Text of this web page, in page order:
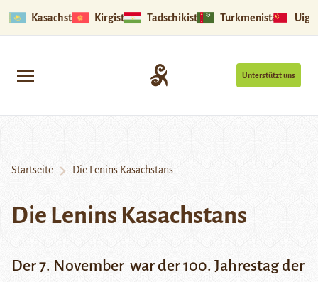
Kasachstan Kirgistan Tadschikistan Turkmenistan
Unterstützt uns
Startseite Die Lenins Kasachstans
Die Lenins Kasachstans
Der 7. November war der 100. Jahrestag der